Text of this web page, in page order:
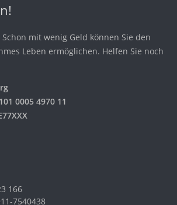
Schon mit wenig Geld können Sie den
Leben ermöglichen. Helfen Sie noch
0005 4970 11
166
7540438